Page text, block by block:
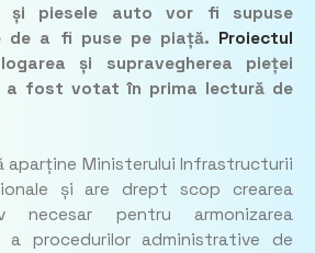
și piesele auto vor fi supuse
de a fi puse pe piață. Proiectul
și supravegherea pieței
a fost votat în prima lectură de
aparține Ministerului Infrastructurii
și are drept scop crearea
necesar pentru armonizarea
a procedurilor administrative de